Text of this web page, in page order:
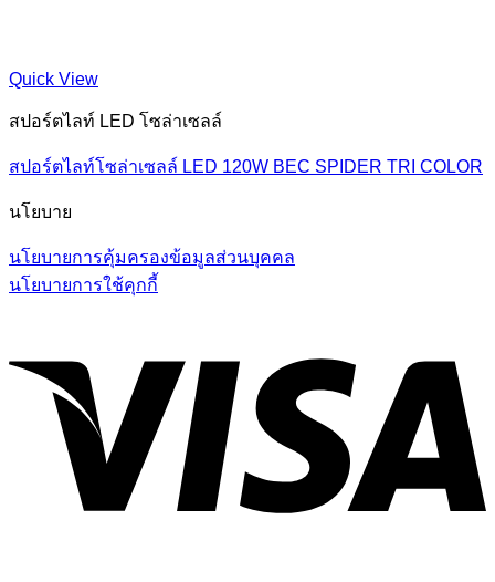
Quick View
สปอร์ตไลท์ LED โซล่าเซลล์
สปอร์ตไลท์โซล่าเซลล์ LED 120W BEC SPIDER TRI COLOR
นโยบาย
นโยบายการคุ้มครองข้อมูลส่วนบุคคล
นโยบายการใช้คุกกี้